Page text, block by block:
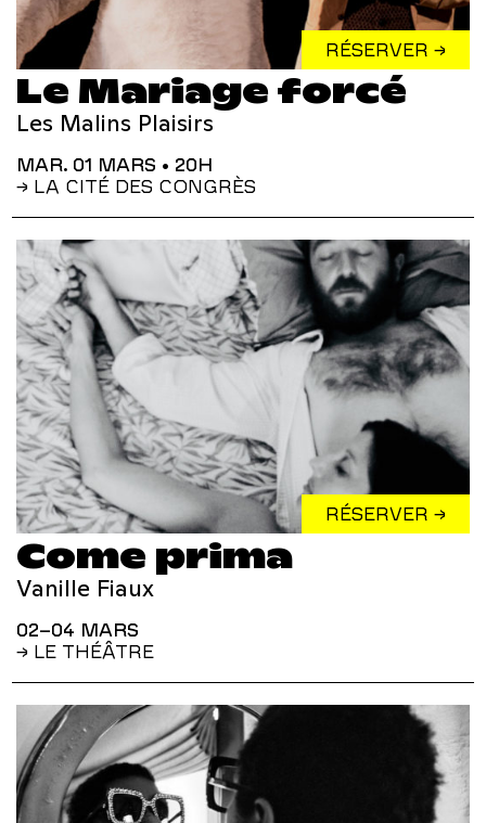
RÉSERVER →
Le Mariage forcé
Les Malins Plaisirs
MAR. 01 MARS • 20H
→ LA CITÉ DES CONGRÈS
RÉSERVER →
Come prima
Vanille Fiaux
02–04 MARS
→ LE THÉÂTRE